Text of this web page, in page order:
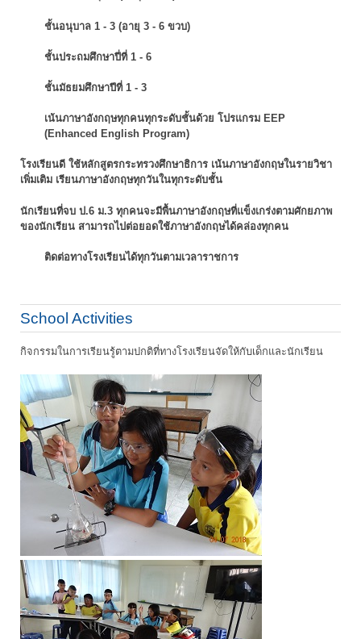
ชั้นอนุบาล 1 - 3 (อายุ 3 - 6 ขวบ)
ชั้นประถมศึกษาปี่ที่ 1 - 6
ชั้นมัธยมศึกษาปีที่ 1 - 3
เน้นภาษาอังกฤษทุกคนทุกระดับชั้นด้วย โปรแกรม EEP
(Enhanced English Program)
โรงเรียนดี ใช้หลักสูตรกระทรวงศึกษาธิการ เน้นภาษาอังกฤษในรายวิชา
เพิ่มเติม เรียนภาษาอังกฤษทุกวันในทุกระดับชั้น
นักเรียนที่จบ ป.6 ม.3 ทุกคนจะมีพื้นภาษาอังกฤษที่แข็งเกร่งตามศักยภาพ
ของนักเรียน สามารถไปต่อยอดใช้ภาษาอังกฤษได้คล่องทุกคน
ติดต่อทางโรงเรียนได้ทุกวันตามเวลาราชการ
School Activities
กิจกรรมในการเรียนรู้ตามปกติที่ทางโรงเรียนจัดให้กับเด็กและนักเรียน